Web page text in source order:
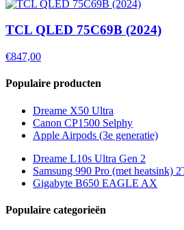
TCL QLED 75C69B (2024)
€847,00
Populaire producten
Dreame X50 Ultra
Canon CP1500 Selphy
Apple Airpods (3e generatie)
Dreame L10s Ultra Gen 2
Samsung 990 Pro (met heatsink)
Gigabyte B650 EAGLE AX
Populaire categorieën